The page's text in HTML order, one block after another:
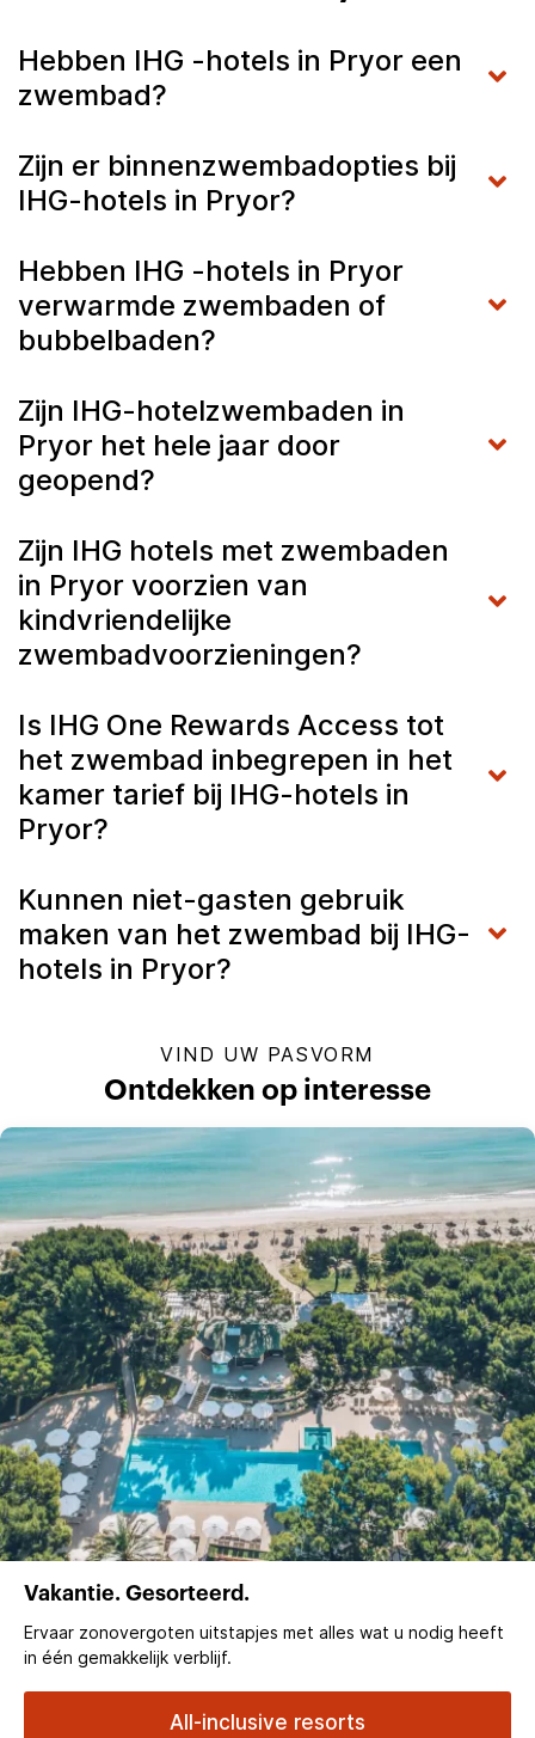
Hebben IHG -hotels in Pryor een
zwembad?
Zijn er binnenzwembadopties bij
IHG-hotels in Pryor?
Hebben IHG -hotels in Pryor
verwarmde zwembaden of
bubbelbaden?
Zijn IHG-hotelzwembaden in
Pryor het hele jaar door
geopend?
Zijn IHG hotels met zwembaden
in Pryor voorzien van
kindvriendelijke
zwembadvoorzieningen?
Is IHG One Rewards Access tot
het zwembad inbegrepen in het
kamer tarief bij IHG-hotels in
Pryor?
Kunnen niet-gasten gebruik
maken van het zwembad bij IHG-
hotels in Pryor?
VIND UW PASVORM
Ontdekken op interesse
Vakantie. Gesorteerd.
Ervaar zonovergoten uitstapjes met alles wat u nodig heeft
in één gemakkelijk verblijf.
All-inclusive resorts